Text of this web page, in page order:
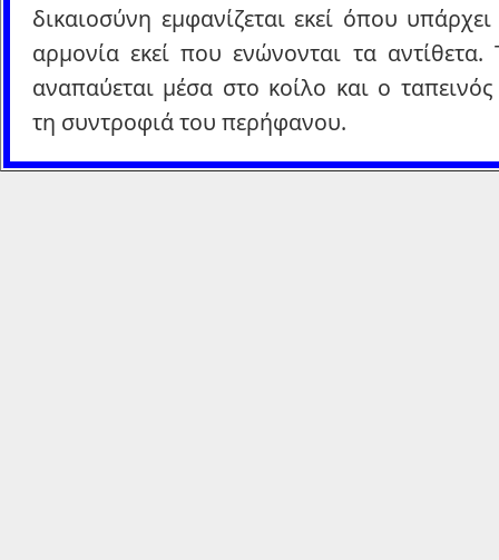
δικαιοσύνη εμφανίζεται εκεί όπου
αρμονία εκεί που ενώνονται τα αντίθετα.
αναπαύεται μέσα στο κοίλο και ο ταπεινός
τη συντροφιά του περήφανου.